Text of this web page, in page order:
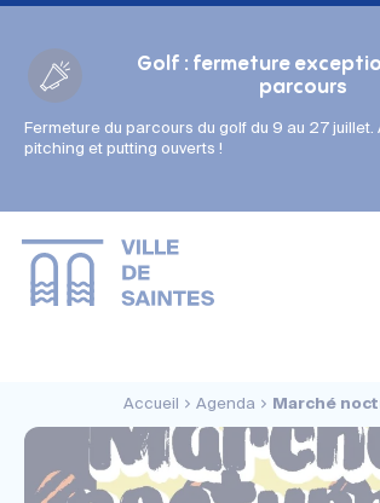
Golf : fermeture
parcours
Fermeture du parcours du golf du 9 au 27
pitching et putting ouverts !
Accueil Agenda Marché
Gestion des couleurs :
Police adaptée (dyslexie) :
Interlignage :
Par défaut
Augmenté
Taille du texte :
Très petite
Petite Défaut
Très grande
Affichage des images & vidéos :
Cookies management panel